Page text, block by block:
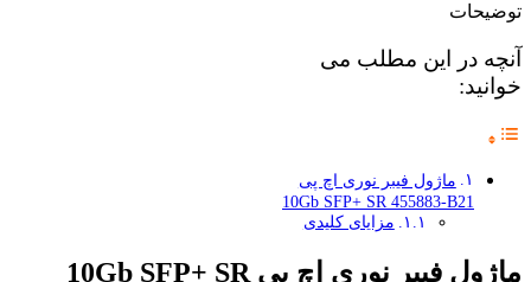
توضیحات
آنچه در این مطلب می
خوانید:
ماژول فیبر نوری اچ پی
10Gb SFP+ SR 455883-B21
مزایای کلیدی
ماژول فیبر نوری اچ پی 10Gb SFP+ SR